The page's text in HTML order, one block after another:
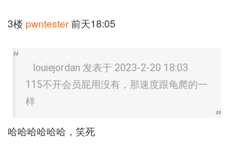
3楼 pwntester前天18:05
louiejordan 发表于 2023-2-20 18:03
115不开会员屁用没有，那速度跟龟爬的一
样
哈哈哈哈哈哈，笑死